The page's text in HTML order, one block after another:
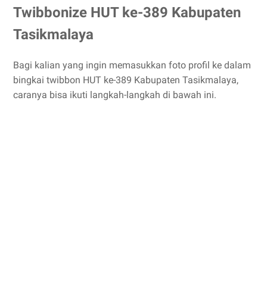
Twibbonize HUT ke-389 Kabupaten
Tasikmalaya
Bagi kalian yang ingin memasukkan foto profil ke dalam
bingkai twibbon HUT ke-389 Kabupaten Tasikmalaya,
caranya bisa ikuti langkah-langkah di bawah ini.